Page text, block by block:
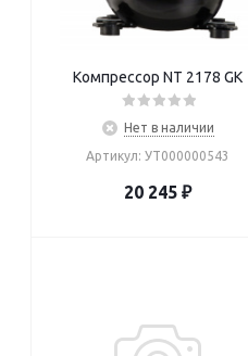
Компрессор NT 2178 GK
Нет в наличии
Артикул: УТ000000543
20 245 ₽